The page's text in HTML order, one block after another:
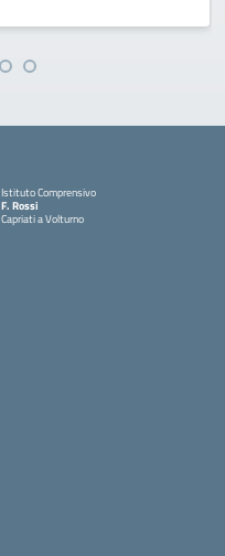
Istituto Comprensivo
F. Rossi
Capriati a Volturno
— Visita la pagina iniziale della scuola